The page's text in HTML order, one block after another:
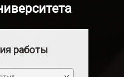
работы